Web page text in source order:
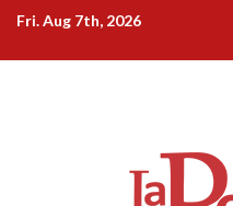
Skip
content
Fri. Aug 7th, 2026